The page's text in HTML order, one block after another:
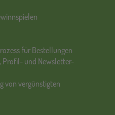
für Bestellungen
Profil- und Newsletter-
von vergünstigten